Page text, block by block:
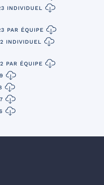
INDIVIDUEL
PAR ÉQUIPE
INDIVIDUEL
PAR ÉQUIPE